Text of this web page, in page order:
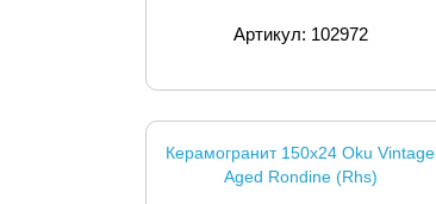
Артикул: 102972
Керамогранит 150x24 Oku Vintage
Aged Rondine (Rhs)